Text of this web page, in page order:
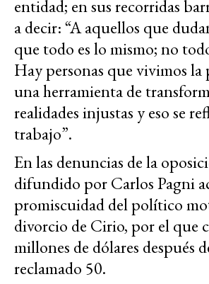
entidad; en sus recorridas
a decir: “A aquellos que
que todo es lo mismo; no
Hay personas que vivimos
una herramienta de
realidades injustas y eso se
trabajo”.
En las denuncias de la
difundido por Carlos Pagni
promiscuidad del político
divorcio de Cirio, por el que
millones de dólares después
reclamado 50.